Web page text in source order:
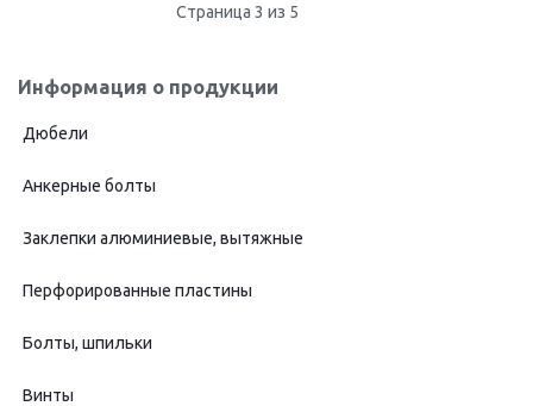
Страница 3 из 5
Информация о продукции
Дюбели
Анкерные болты
Заклепки алюминиевые, вытяжные
Перфорированные пластины
Болты, шпильки
Винты